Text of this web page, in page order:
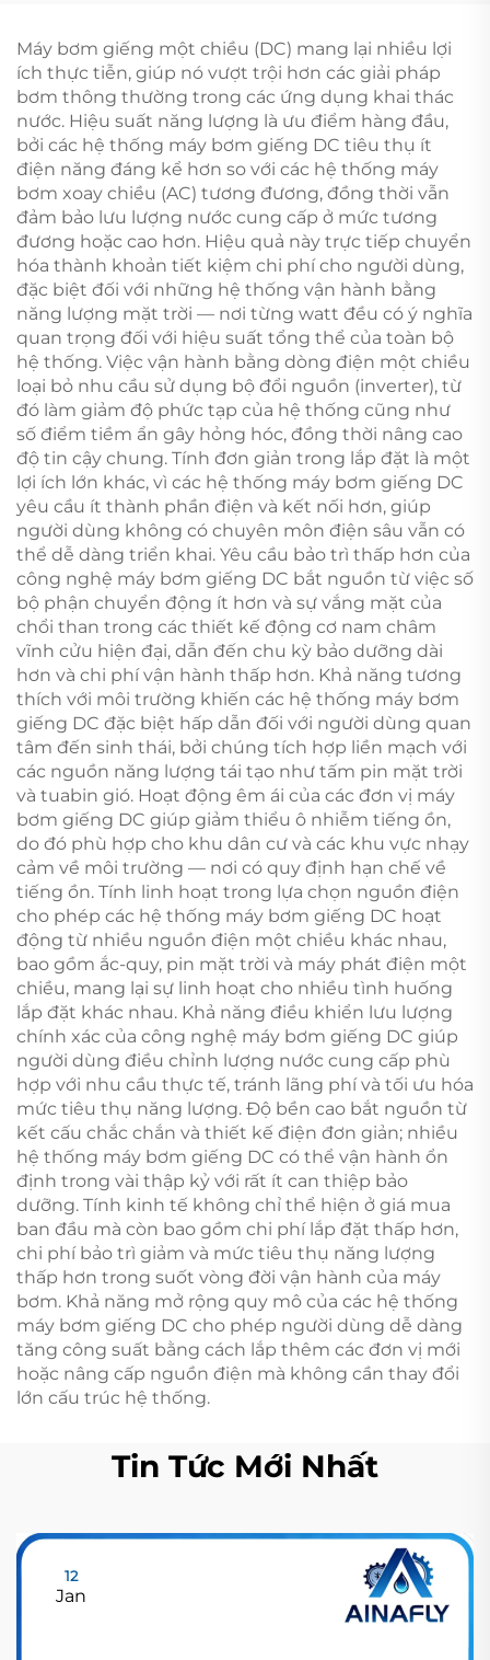
nước sinh hoạt gia
đình
Máy bơm giếng một chiều (DC) mang lại nhiều lợi
ích thực tiễn, giúp nó vượt trội hơn các giải pháp
bơm thông thường trong các ứng dụng khai thác
nước. Hiệu suất năng lượng là ưu điểm hàng đầu,
bởi các hệ thống máy bơm giếng DC tiêu thụ ít
điện năng đáng kể hơn so với các hệ thống máy
bơm xoay chiều (AC) tương đương, đồng thời vẫn
đảm bảo lưu lượng nước cung cấp ở mức tương
đương hoặc cao hơn. Hiệu quả này trực tiếp chuyển
hóa thành khoản tiết kiệm chi phí cho người dùng,
đặc biệt đối với những hệ thống vận hành bằng
năng lượng mặt trời — nơi từng watt đều có ý nghĩa
quan trọng đối với hiệu suất tổng thể của toàn bộ
hệ thống. Việc vận hành bằng dòng điện một chiều
loại bỏ nhu cầu sử dụng bộ đổi nguồn (inverter), từ
đó làm giảm độ phức tạp của hệ thống cũng như
số điểm tiềm ẩn gây hỏng hóc, đồng thời nâng cao
độ tin cậy chung. Tính đơn giản trong lắp đặt là một
lợi ích lớn khác, vì các hệ thống máy bơm giếng DC
yêu cầu ít thành phần điện và kết nối hơn, giúp
người dùng không có chuyên môn điện sâu vẫn có
thể dễ dàng triển khai. Yêu cầu bảo trì thấp hơn của
công nghệ máy bơm giếng DC bắt nguồn từ việc số
bộ phận chuyển động ít hơn và sự vắng mặt của
chổi than trong các thiết kế động cơ nam châm
vĩnh cửu hiện đại, dẫn đến chu kỳ bảo dưỡng dài
hơn và chi phí vận hành thấp hơn. Khả năng tương
thích với môi trường khiến các hệ thống máy bơm
giếng DC đặc biệt hấp dẫn đối với người dùng quan
tâm đến sinh thái, bởi chúng tích hợp liền mạch với
các nguồn năng lượng tái tạo như tấm pin mặt trời
và tuabin gió. Hoạt động êm ái của các đơn vị máy
bơm giếng DC giúp giảm thiểu ô nhiễm tiếng ồn,
do đó phù hợp cho khu dân cư và các khu vực nhạy
cảm về môi trường — nơi có quy định hạn chế về
tiếng ồn. Tính linh hoạt trong lựa chọn nguồn điện
cho phép các hệ thống máy bơm giếng DC hoạt
động từ nhiều nguồn điện một chiều khác nhau,
bao gồm ắc-quy, pin mặt trời và máy phát điện một
chiều, mang lại sự linh hoạt cho nhiều tình huống
lắp đặt khác nhau. Khả năng điều khiển lưu lượng
chính xác của công nghệ máy bơm giếng DC giúp
người dùng điều chỉnh lượng nước cung cấp phù
hợp với nhu cầu thực tế, tránh lãng phí và tối ưu hóa
mức tiêu thụ năng lượng. Độ bền cao bắt nguồn từ
kết cấu chắc chắn và thiết kế điện đơn giản; nhiều
hệ thống máy bơm giếng DC có thể vận hành ổn
định trong vài thập kỷ với rất ít can thiệp bảo
dưỡng. Tính kinh tế không chỉ thể hiện ở giá mua
ban đầu mà còn bao gồm chi phí lắp đặt thấp hơn,
chi phí bảo trì giảm và mức tiêu thụ năng lượng
thấp hơn trong suốt vòng đời vận hành của máy
bơm. Khả năng mở rộng quy mô của các hệ thống
máy bơm giếng DC cho phép người dùng dễ dàng
tăng công suất bằng cách lắp thêm các đơn vị mới
hoặc nâng cấp nguồn điện mà không cần thay đổi
lớn cấu trúc hệ thống.
Tin Tức Mới Nhất
12
Jan